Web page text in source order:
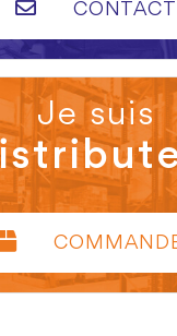
CONTACT
Je suis